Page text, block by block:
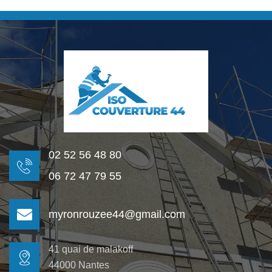
02 52 56 48 80
06 72 47 79 55
myronrouzee44@gmail.com
41 quai de malakoff
44000 Nantes